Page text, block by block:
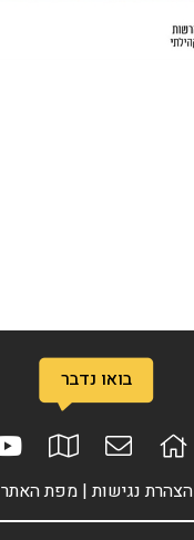
בואו נדבר
הצהרת נגישות| מפת האתר